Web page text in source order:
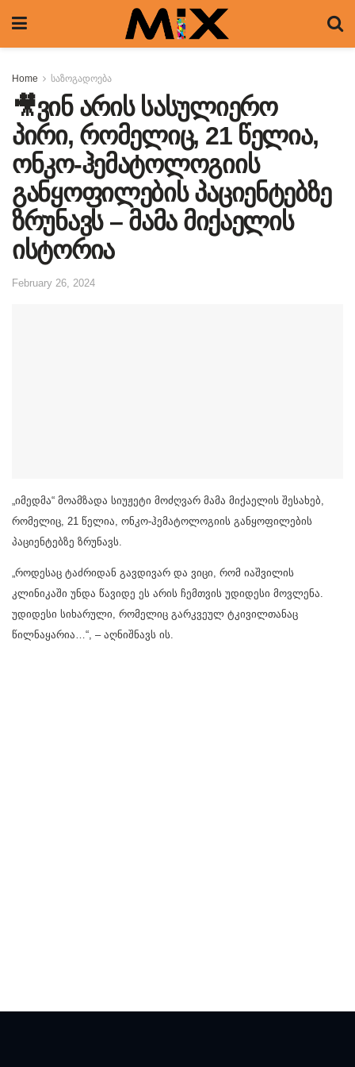
Home საზოგადოება
🎥ვინ არის სასულიერო
პირი, რომელიც, 21 წელია,
ონკო-ჰემატოლოგიის
განყოფილების პაციენტებზე
ზრუნავს – მამა მიქაელის
ისტორია
February 26, 2024
„იმედმა“ მოამზადა სიუჟეტი მოძღვარ მამა მიქაელის შესახებ,
რომელიც, 21 წელია, ონკო-ჰემატოლოგიის განყოფილების
პაციენტებზე ზრუნავს.
„როდესაც ტაძრიდან გავდივარ და ვიცი, რომ იაშვილის
კლინიკაში უნდა წავიდე ეს არის ჩემთვის უდიდესი მოვლენა.
უდიდესი სიხარული, რომელიც გარკვეულ ტკივილთანაც
წილნაყარია…“, – აღნიშნავს ის.